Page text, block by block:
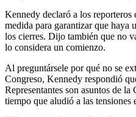
Kennedy declaró a los reporteros
medida para garantizar que haya
los cierres. Dijo también que no
lo considera un comienzo.
Al preguntársele por qué no se
Congreso, Kennedy respondió
Representantes son asuntos de la
tiempo que aludió a las tensiones